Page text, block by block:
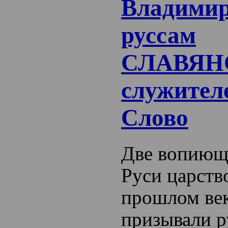
руссам
Слово
Две
Руси
прошлом
призывали